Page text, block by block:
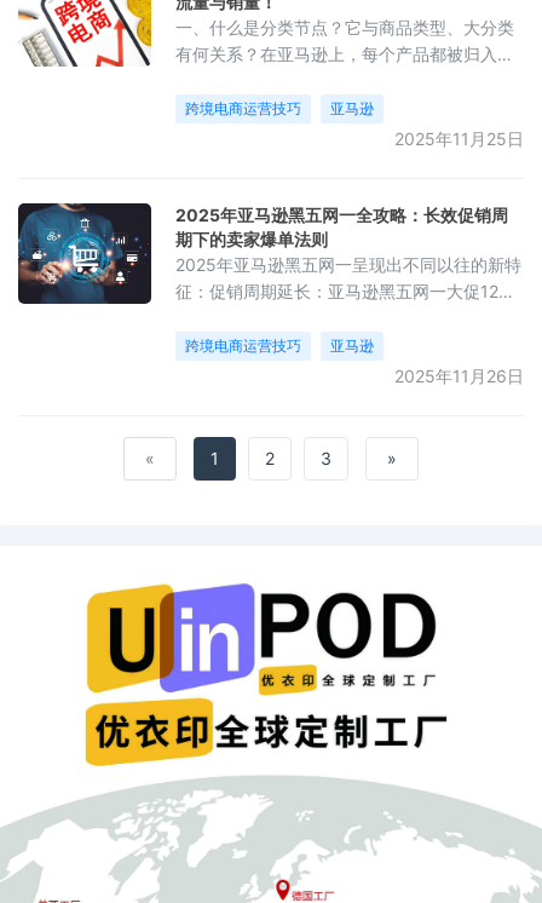
错成本。重要岗位的人
一、什么是分类节点？它与商品类型、大分类
有何关系？在亚马逊上，每个产品都被归入一
点”。它是分类树中最末梢的类别，是买家能够
浏览到的最细分类。举个例子：“手机支架”可
&amp; Kitchen 等，是最高层级的品类。
跨境电商运营技巧 亚马逊
2025年11月25日
2025年亚马逊黑五网一全攻略：长效促销周
期下的卖家爆单法则
2025年亚马逊黑五网一呈现出不同以往的新特
征：促销周期延长：亚马逊黑五网一大促12天
将大促战线拉长到51天。这种“长线作战”模式
要求卖家从短期冲刺思维转向长线精细化运
配送时效提高30%。
跨境电商运营技巧 亚马逊
2025年11月26日
« 1 2 3 »